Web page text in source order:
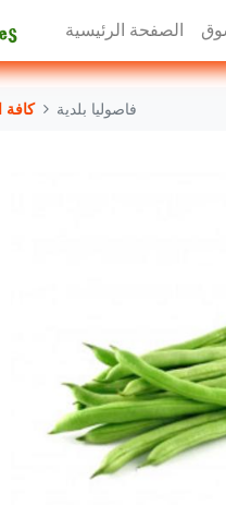
الصفحة الرئيسية
كافة فاصوليا بلدية